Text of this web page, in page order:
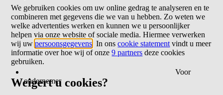
Voor
ondernemer
We gebruiken cookies om uw online gedrag te analyseren en te
combineren met gegevens die we van u hebben. Zo weten we
welke advertenties werken en kunnen we u persoonlijker
helpen via onze website of sociale media. Hiermee verwerken
wij uwpersoonsgegevens . In onscookie statement vindt u meer
informatie over hoe wij of onze9 partners deze cookies
gebruiken.
Weigert u cookies?